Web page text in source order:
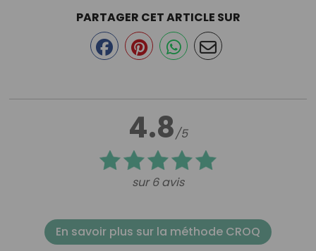
4.8/5
sur 6 avis
PARTAGER CET ARTICLE SUR
En savoir plus sur la méthode CROQ